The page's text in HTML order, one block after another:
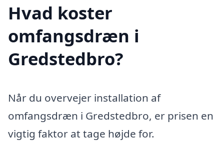
Hvad koster
omfangsdræn i
Gredstedbro?
Når du overvejer installation af
omfangsdræn i Gredstedbro, er prisen en
vigtig faktor at tage højde for.